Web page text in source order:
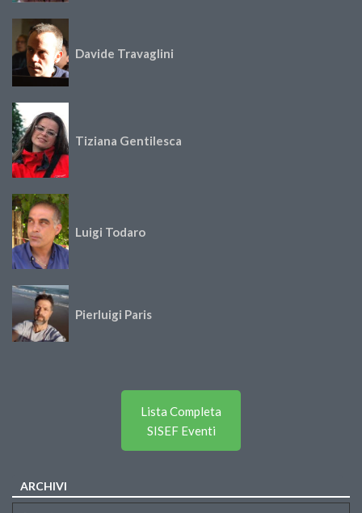
Davide Travaglini
Tiziana Gentilesca
Luigi Todaro
Pierluigi Paris
Lista Completa
SISEF Eventi
ARCHIVI